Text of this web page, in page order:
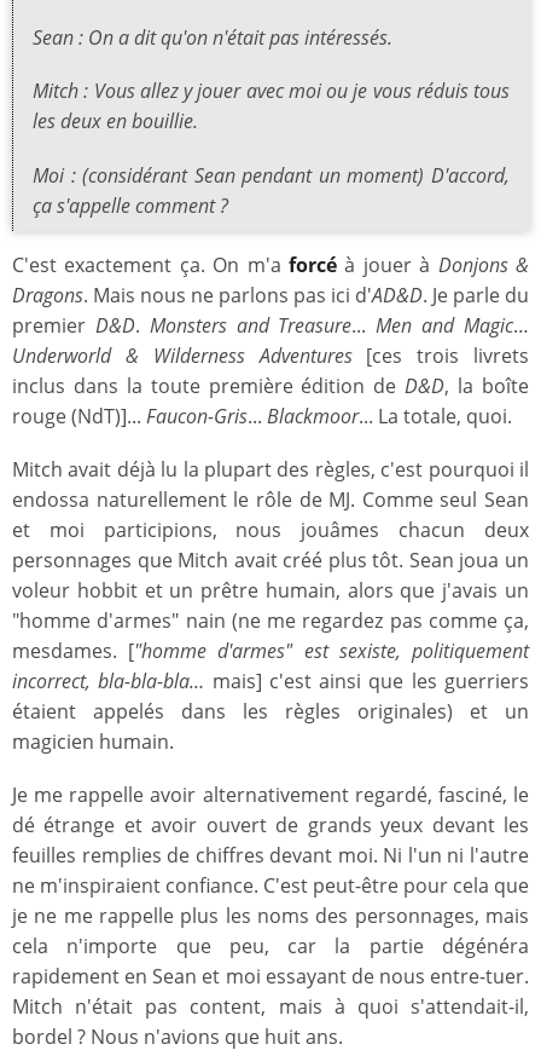
Sean : On a dit qu'on n'était pas intéressés.
Mitch : Vous allez y jouer avec moi ou je vous réduis tous
les deux en bouillie.
Moi : (considérant Sean pendant un moment) D'accord,
ça s'appelle comment ?
C'est exactement ça. On m'a forcé à jouer à Donjons &
Dragons. Mais nous ne parlons pas ici d'AD&D. Je parle du
premier D&D. Monsters and Treasure...Men and Magic…
Underworld & Wilderness Adventures[ces trois livrets
inclus dans la toute première édition deD&D, la boîte
rouge (NdT)]... Faucon-Gris... Blackmoor... La totale, quoi.
Mitch avait déjà lu la plupart des règles, c'est pourquoi il
endossa naturellement le rôle de MJ. Comme seul Sean
et moi participions, nous jouâmes chacun deux
personnages que Mitch avait créé plus tôt. Sean joua un
voleur hobbit et un prêtre humain, alors que j'avais un
"homme d'armes" nain (ne me regardez pas comme ça,
mesdames. ["homme d'armes" est sexiste, politiquement
incorrect, bla-bla-bla… mais] c'est ainsi que les guerriers
étaient appelés dans les règles originales) et un
magicien humain.
Je me rappelle avoir alternativement regardé, fasciné, le
dé étrange et avoir ouvert de grands yeux devant les
feuilles remplies de chiffres devant moi. Ni l'un ni l'autre
ne m'inspiraient confiance. C'est peut-être pour cela que
je ne me rappelle plus les noms des personnages, mais
cela n'importe que peu, car la partie dégénéra
rapidement en Sean et moi essayant de nous entre-tuer.
Mitch n'était pas content, mais à quoi s'attendait-il,
bordel ? Nous n'avions que huit ans.